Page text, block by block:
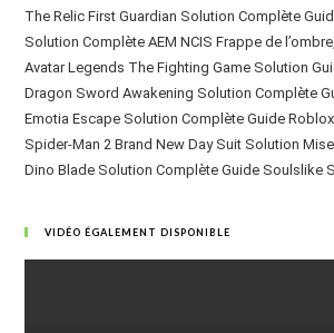
The Relic First Guardian Solution Complète
Solution Complète AEM NCIS Frappe de
Avatar Legends The Fighting Game Solution
Dragon Sword Awakening Solution Complète
Emotia Escape Solution Complète Guide
Spider-Man 2 Brand New Day Suit Solution
Dino Blade Solution Complète Guide Soulslike
VIDÉO ÉGALEMENT DISPONIBLE